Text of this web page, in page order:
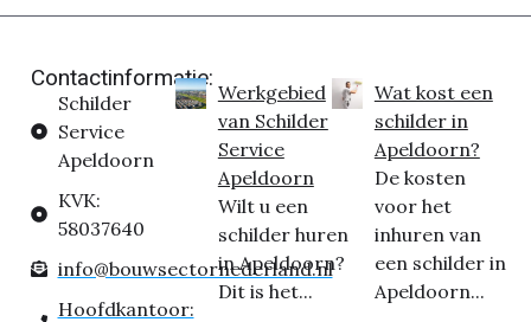
Contactinformatie:
Schilder
Service
Apeldoorn
KVK:
58037640
info@bouwsectornederland.nl
Hoofdkantoor:
Werkgebied
van Schilder
Service
Apeldoorn
Wilt u een
schilder huren
in Apeldoorn?
Dit is het...
Wat kost een
schilder in
Apeldoorn?
De kosten
voor het
inhuren van
een schilder in
Apeldoorn...